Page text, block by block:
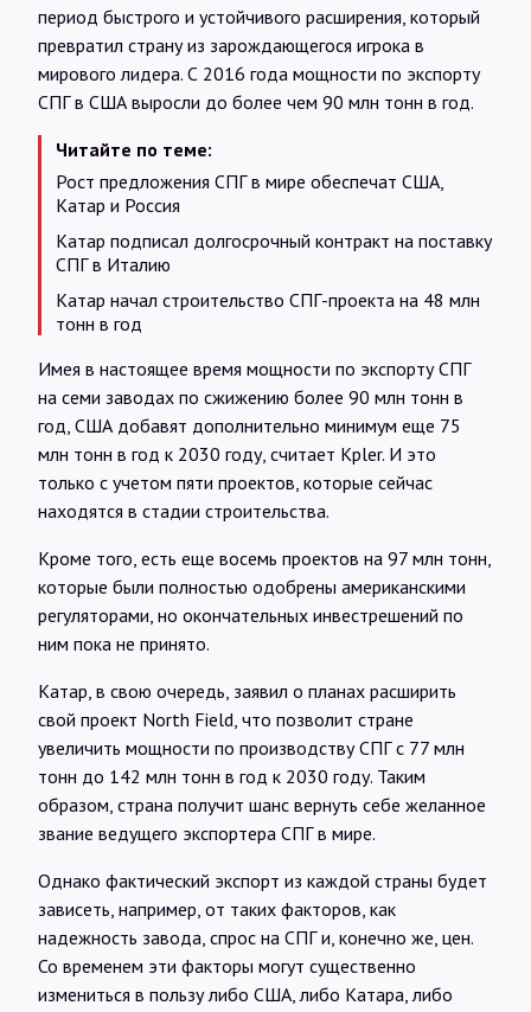
период быстрого и устойчивого расширения, который
превратил страну из зарождающегося игрока в
мирового лидера. С 2016 года мощности по экспорту
СПГ в США выросли до более чем 90 млн тонн в год.
Читайте по теме:
Рост предложения СПГ в мире обеспечат США,
Катар и Россия
Катар подписал долгосрочный контракт на поставку
СПГ в Италию
Катар начал строительство СПГ-проекта на 48 млн
тонн в год
Имея в настоящее время мощности по экспорту СПГ
на семи заводах по сжижению более 90 млн тонн в
год, США добавят дополнительно минимум еще 75
млн тонн в год к 2030 году, считает Kpler. И это
только с учетом пяти проектов, которые сейчас
находятся в стадии строительства.
Кроме того, есть еще восемь проектов на 97 млн тонн,
которые были полностью одобрены американскими
регуляторами, но окончательных инвестрешений по
ним пока не принято.
Катар, в свою очередь, заявил о планах расширить
свой проект North Field, что позволит стране
увеличить мощности по производству СПГ с 77 млн
тонн до 142 млн тонн в год к 2030 году. Таким
образом, страна получит шанс вернуть себе желанное
звание ведущего экспортера СПГ в мире.
Однако фактический экспорт из каждой страны будет
зависеть, например, от таких факторов, как
надежность завода, спрос на СПГ и, конечно же, цен.
Со временем эти факторы могут существенно
измениться в пользу либо США, либо Катара, либо